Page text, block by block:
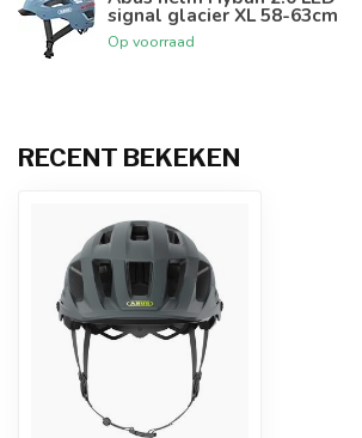
signal glacier XL 58-63cm
Op voorraad
RECENT BEKEKEN